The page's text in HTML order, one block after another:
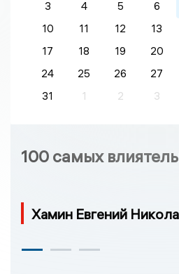
3 4 5 6
10
11 12 13
17
18 19 20
24
25 26 27
31
1 2 3
100 самых
Хамин Евгений